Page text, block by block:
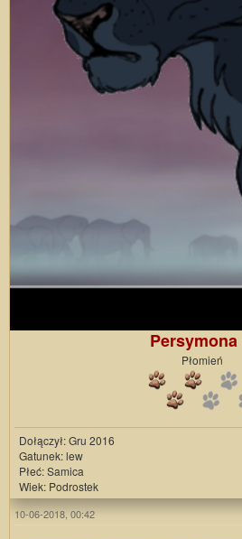
Persymona
Płomień
Dołączył: Gru 2016
Gatunek: lew
Płeć: Samica
Wiek: Podrostek
10-06-2018, 00:42